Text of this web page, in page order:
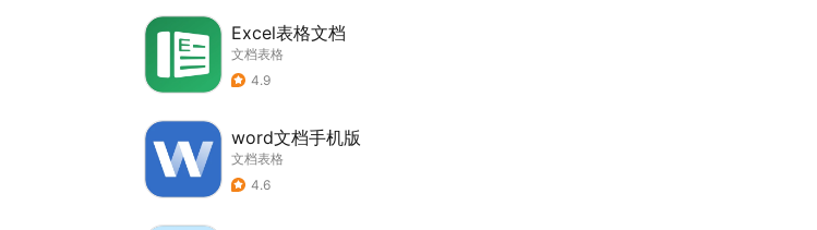
Excel表格文档
文档表格
4.9
word文档手机版
文档表格
4.6